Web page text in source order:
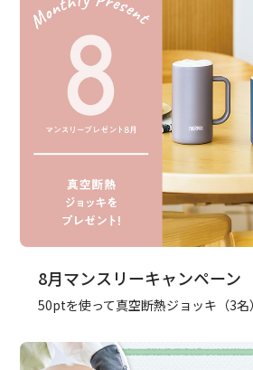
8月マンスリーキャンペーン
50ptを使って真空断熱ジョッキ（3名